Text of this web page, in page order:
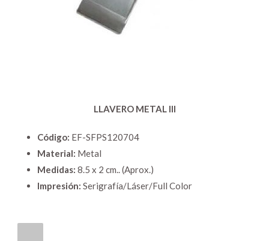
LLAVERO METAL III
Código: EF-SFPS120704
Material: Metal
Medidas: 8.5 x 2 cm.. (Aprox.)
Impresión: Serigrafía/Láser/Full Color